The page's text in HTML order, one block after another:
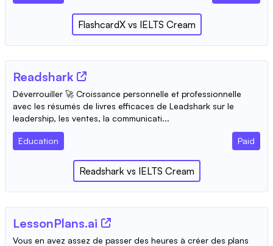
FlashcardXvs IELTS Cream
Readshark
Déverrouiller 🚀 Croissance personnelle et professionnelle
avec les résumés de livres efficaces de Leadshark sur le
leadership, les ventes, la communicati...
Education Paid
Readshark vs IELTS Cream
LessonPlans.ai
Vous en avez assez de passer des heures à créer des plans